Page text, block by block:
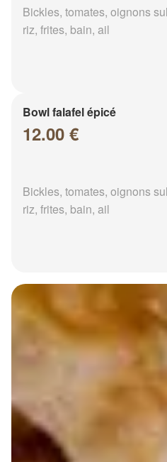
Bickles, tomates, oignons
riz, frites, bain, ail
Bowl falafel épicé
12.00 €
Bickles, tomates, oignons
riz, frites, bain, ail